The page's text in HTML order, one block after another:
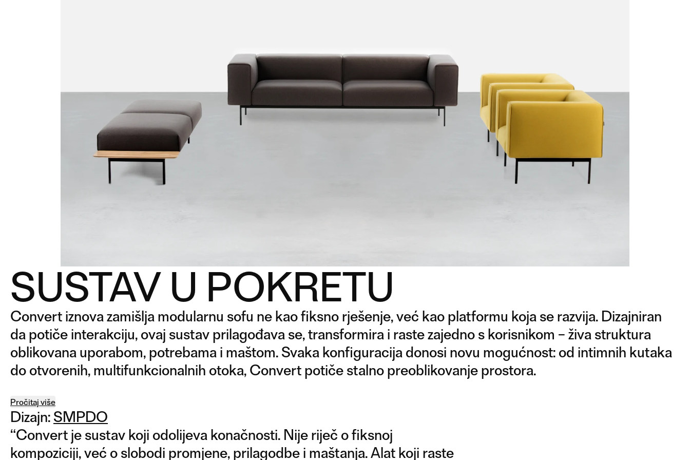
SUSTAV U POKRETU
Convert iznova zamišlja modularnu sofu ne kao fiksno rješenje, već kao platformu koja se razvija. Dizajniran
da potiče interakciju, ovaj sustav prilagođava se, transformira i raste zajedno s korisnikom – živa struktura
oblikovana uporabom, potrebama i maštom. Svaka konfiguracija donosi novu mogućnost: od intimnih kutaka
do otvorenih, multifunkcionalnih otoka, Convert potiče stalno preoblikovanje prostora.
Pročitaj više
Dizajn: SMPDO
“Convert je sustav koji odolijeva konačnosti. Nije riječ o fiksnoj
kompoziciji, već o slobodi promjene, prilagodbe i maštanja. Alat koji raste